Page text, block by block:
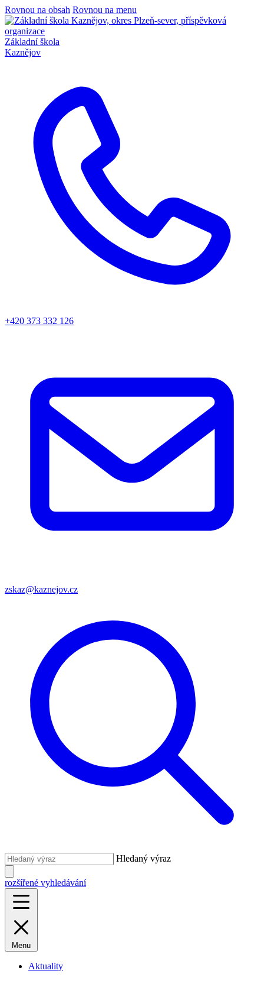
Rovnou na obsah Rovnou na menu
Základní škola
Kaznějov
+420 373 332 126
zskaz@kaznejov.cz
Hledaný výraz
rozšířené vyhledávání
Menu
Aktuality